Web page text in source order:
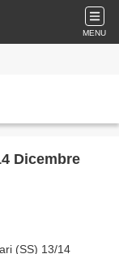
MENU
Dicembre